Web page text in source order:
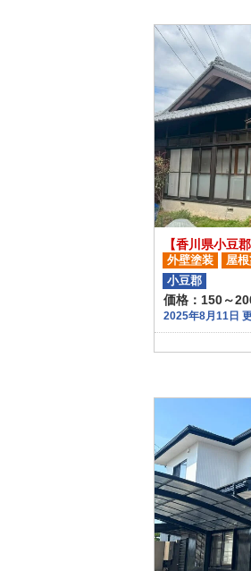
【香川県小豆
価格：150～
2025年8月11日
外壁塗装
屋
小豆郡